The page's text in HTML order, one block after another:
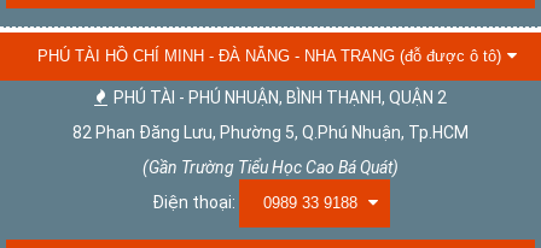
PHÚ TÀI HỒ CHÍ MINH - ĐÀ NẴNG - NHA TRANG (đỗ được ô tô)
PHÚ TÀI - PHÚ NHUẬN, BÌNH THẠNH, QUẬN 2
82 Phan Đăng Lưu, Phường 5, Q.Phú Nhuận, Tp.HCM
(Gần Trường Tiểu Học Cao Bá Quát)
Điện thoại:
0989 33 9188